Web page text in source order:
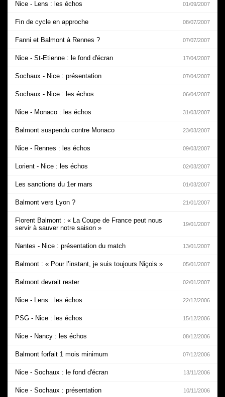
Nice - Lens : les échos 01/09/2007
Fin de cycle en approche 08/07/2007
Fanni et Balmont à Rennes ? 07/07/2007
Nice - St-Etienne : le fond d'écran 17/04/2007
Sochaux - Nice : présentation 07/04/2007
Sochaux - Nice : les échos 06/04/2007
Nice - Monaco : les échos 31/03/2007
Balmont suspendu contre Monaco 23/03/2007
Nice - Rennes : les échos 09/03/2007
Lorient - Nice : les échos 02/03/2007
Les sanctions du 1er mars 01/03/2007
Balmont vers Lyon ? 21/01/2007
Florent Balmont : « La Coupe de France peut nous
servir à sauver notre saison »
19/01/2007
Nantes - Nice : présentation du match 13/01/2007
Balmont : « Pour l’instant, je suis toujours Niçois » 05/01/2007
Balmont devrait rester 02/01/2007
Nice - Lens : les échos 22/12/2006
PSG - Nice : les échos 15/12/2006
Nice - Nancy : les échos 08/12/2006
Balmont forfait 1 mois minimum 07/12/2006
Nice - Sochaux : le fond d'écran 13/11/2006
Nice - Sochaux : présentation 10/11/2006